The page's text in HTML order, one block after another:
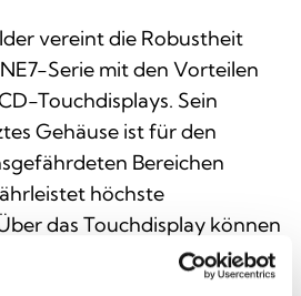
vereint die Robustheit
Serie mit den Vorteilen
Touchdisplays. Sein
Gehäuse ist für den
Bereichen
höchste
das Touchdisplay können
und Wartungsarbeiten
werden, ohne das